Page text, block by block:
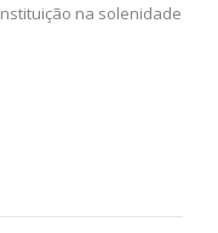
na solenidade